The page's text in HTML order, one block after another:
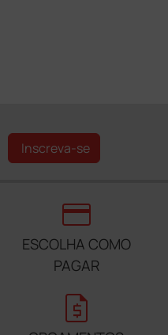
Inscreva-se
credit_card
ESCOLHA COMO
PAGAR
request_quote